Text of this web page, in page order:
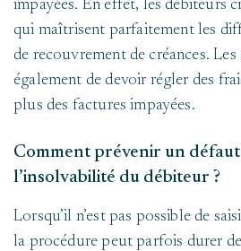
impayées. En effet, les débiteurs
qui maîtrisent parfaitement les
de recouvrement de créances.
également de devoir régler des
plus des factures impayées.
Comment prévenir un défaut
l’insolvabilité du débiteur ?
Lorsqu’il n’est pas possible de
la procédure peut parfois durer